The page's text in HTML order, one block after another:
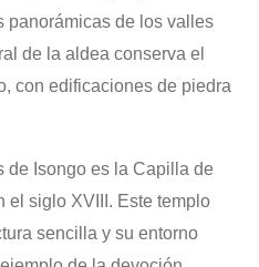
panorámicas de los valles
de la aldea conserva el
con edificaciones de piedra
de Isongo es la Capilla de
el siglo XVIII. Este templo
sencilla y su entorno